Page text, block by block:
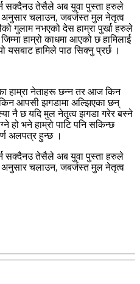
सक्दैनउ तेसैले अब युवा पुस्ता हरुले
अनुसार चलाउन, जबर्जस्त मुल नेतृत्व
गुलाम नभएको देस हाम्रा पुर्खा हरुले
हाम्रो काधमा आएको छ हामिलाई
यसबाट हामिले पाठ सिक्नु प्रर्छ ।
हाम्रा नेताहरू छन्न तर आज किन
आपसी झगडामा अल्झिएका छन्‌
नै छ यदि मुल नेतृत्व झगडा गरेर बस्ने
हो भने हाम्रो पाटि पनि सकिन्छ
अलपत्र हुन्छ ।
सक्दैनउ तेसैले अब युवा पुस्ता हरुले
अनुसार चलाउन, जबर्जस्त मुल नेतृत्व